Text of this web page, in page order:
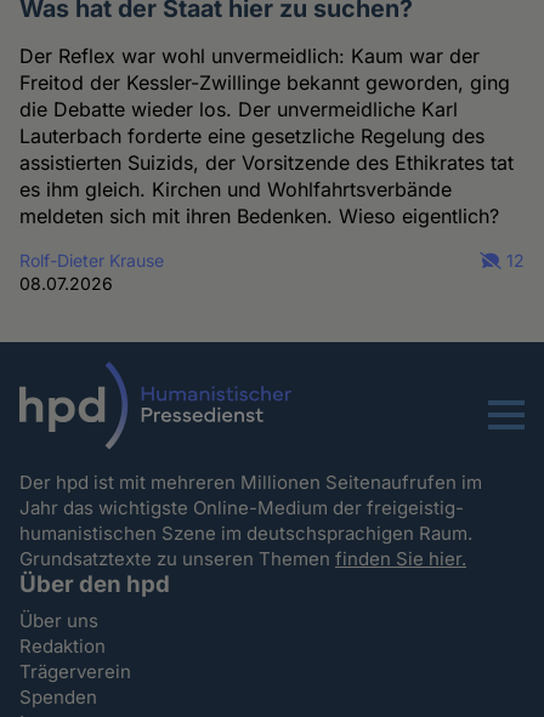
Was hat der Staat hier zu suchen?
Der Reflex war wohl unvermeidlich: Kaum war der
Freitod der Kessler-Zwillinge bekannt geworden, ging
die Debatte wieder los. Der unvermeidliche Karl
Lauterbach forderte eine gesetzliche Regelung des
assistierten Suizids, der Vorsitzende des Ethikrates tat
es ihm gleich. Kirchen und Wohlfahrtsverbände
meldeten sich mit ihren Bedenken. Wieso eigentlich?
Rolf-Dieter Krause
08.07.2026
12
Menu
Der hpd ist mit mehreren Millionen Seitenaufrufen im
Jahr das wichtigste Online-Medium der freigeistig-
humanistischen Szene im deutschsprachigen Raum.
Grundsatztexte zu unseren Themenfinden Sie hier.
Über den hpd
Über uns
Redaktion
Trägerverein
Spenden